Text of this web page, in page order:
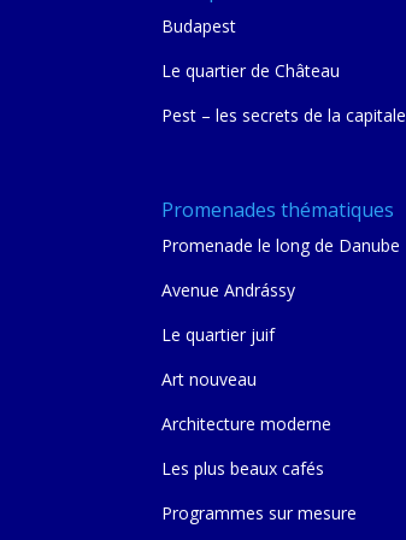
Budapest
Le quartier de Château
Pest – les secrets de la capitale
Promenades thématiques
Promenade le long de Danube
Avenue Andrássy
Le quartier juif
Art nouveau
Architecture moderne
Les plus beaux cafés
Programmes sur mesure